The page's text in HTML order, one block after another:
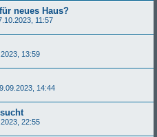
neues Haus?
11:57
13:59
14:44
22:55